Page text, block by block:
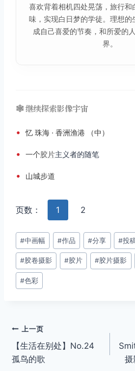
喜欢背着相机四处晃荡，旅行和
味，实现白日梦的学徒。理想的
成自己喜爱的节奏，和所爱的
界。
🕸️ 继续探索影像宇宙
• 忆 珠海 · 香洲渔港 （中）
• 一个胶片主义者的随笔
• 山城步道
页数： 1 2
文
章
标
签：
#中画幅 #作品 #分享 #投
#胶卷摄影 #胶片 #胶片摄影
#色彩
文
章
上一页
【生活在别处】No.24
孤鸟的歌
摄